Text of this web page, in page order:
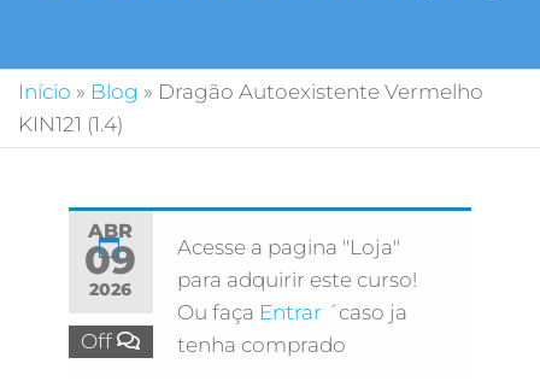
Início » Blog » Dragão Autoexistente Vermelho
KIN121 (1.4)
ABR
09
2026
Off
Acesse a pagina "Loja"
para adquirir este curso!
Ou faça Entrar ´caso ja
tenha comprado